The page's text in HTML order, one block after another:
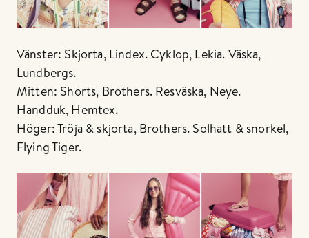
Vänster: Skjorta, Lindex. Cyklop, Lekia. Väska,
Lundbergs.
Mitten: Shorts, Brothers. Resväska, Neye.
Handduk, Hemtex.
Höger: Tröja & skjorta, Brothers. Solhatt & snorkel,
Flying Tiger.